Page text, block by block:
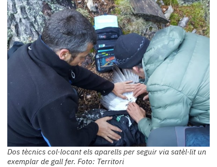
Dos tècnics col·locant els aparells per seguir via satèl·lit un
exemplar de gall fer. Foto: Territori